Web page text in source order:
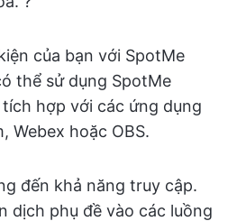
của bạn với SpotMe
thể sử dụng SpotMe
hợp với các ứng dụng
Webex hoặc OBS.
đến khả năng truy cập.
dịch phụ đề vào các luồng